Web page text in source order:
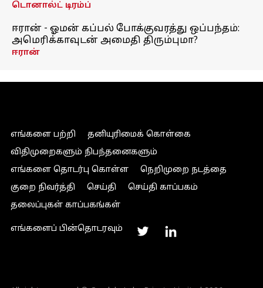
டொனால்ட் டிரம்ப்
ஈரான் - ஓமன் கப்பல் போக்குவரத்து ஒப்பந்தம்:
அமெரிக்காவுடன் அமைதி திரும்புமா?
ஈரான்
எங்களை பற்றி
தனியுரிமைக் கொள்கை
விதிமுறைகளும் நிபந்தனைகளும்
எங்களை தொடர்பு கொள்ள
நெறிமுறை நடத்தை
குறை நிவர்த்தி
செய்தி
செய்தி காப்பகம்
தலைப்புகள் காப்பகங்கள்
எங்களைப் பின்தொடரவும்